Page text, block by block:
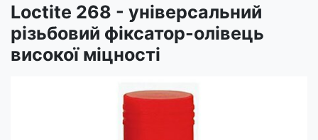
Loctite 268 - універсальний
різьбовий фіксатор-олівець
високої міцності